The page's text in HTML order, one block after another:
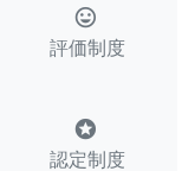
tag_faces
評価制度
stars
認定制度